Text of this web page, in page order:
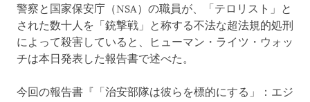
警察と国家保安庁（NSA）の職員が、「テロリスト」と
された数十人を「銃撃戦」と称する不法な超法規的処刑
によって殺害していると、ヒューマン・ライツ・ウォッ
チは本日発表した報告書で述べた。
今回の報告書『「治安部隊は彼らを標的にする」：エジ